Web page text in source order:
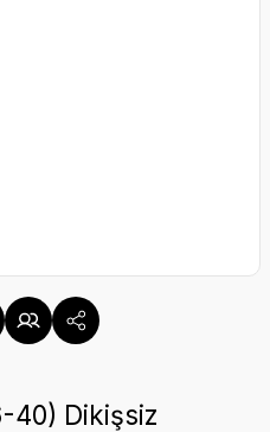
40) Dikişsiz